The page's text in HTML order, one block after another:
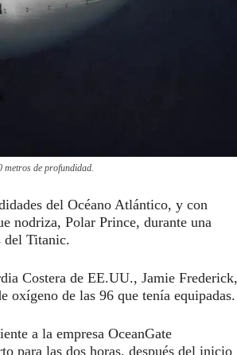
metros de profundidad.
del Océano Atlántico, y con
nodriza, Polar Prince, durante una
del Titanic.
Costera de EE.UU., Jamie Frederick,
oxígeno de las 96 que tenía equipadas.
a la empresa OceanGate
para las dos horas, después del inicio